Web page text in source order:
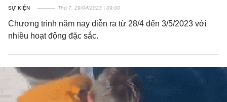
SỰ KIỆN Thứ 7, 29/04/2023 | 09:00
Chương trình năm nay diễn ra từ 28/4 đến 3/5/2023 với
nhiều hoạt động đặc sắc.